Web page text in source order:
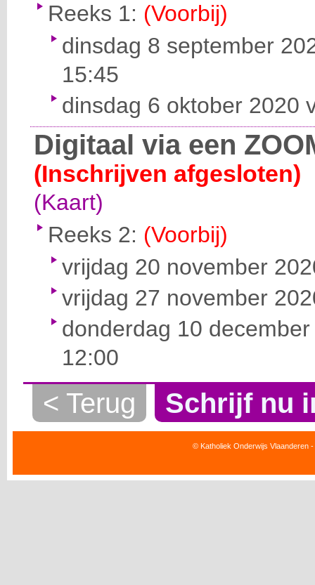
Reeks 1: (Voorbij)
dinsdag 8 september
15:45
dinsdag 6 oktober 2020
Digitaal via een
(Inschrijven afgesloten)
(Kaart)
Reeks 2: (Voorbij)
vrijdag 20 november
vrijdag 27 november
donderdag 10
12:00
< Terug Schrijf nu
© Katholiek Onderwijs Vlaanderen